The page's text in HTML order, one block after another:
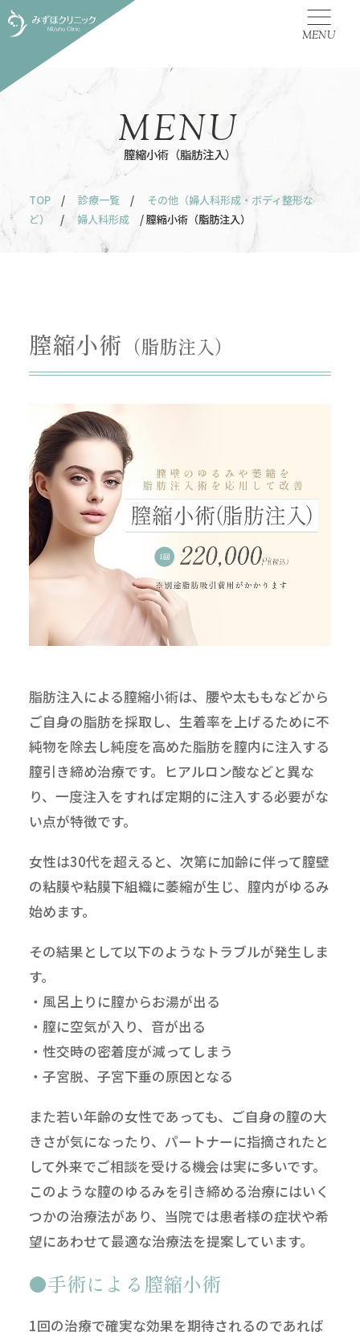
MENU
膣縮小術（脂肪注入）
MENU
TOP / 診療一覧 /
その他（婦人科形成・ボディ整形な
ど）
/ 婦人科形成 / 膣縮小術（脂肪注入）
膣縮小術 （脂肪注入）
脂肪注入による膣縮小術は、腰や太ももなどから
ご自身の脂肪を採取し、生着率を上げるために不
純物を除去し純度を高めた脂肪を膣内に注入する
膣引き締め治療です。ヒアルロン酸などと異な
り、一度注入をすれば定期的に注入する必要がな
い点が特徴です。
女性は30代を超えると、次第に加齢に伴って膣壁
の粘膜や粘膜下組織に萎縮が生じ、膣内がゆるみ
始めます。
その結果として以下のようなトラブルが発生しま
す。
・風呂上りに膣からお湯が出る
・膣に空気が入り、音が出る
・性交時の密着度が減ってしまう
・子宮脱、子宮下垂の原因となる
また若い年齢の女性であっても、ご自身の膣の大
きさが気になったり、パートナーに指摘されたと
して外来でご相談を受ける機会は実に多いです。
このような膣のゆるみを引き締める治療にはいく
つかの治療法があり、当院では患者様の症状や希
望にあわせて最適な治療法を提案しています。
手術による膣縮小術
1回の治療で確実な効果を期待されるのであれば